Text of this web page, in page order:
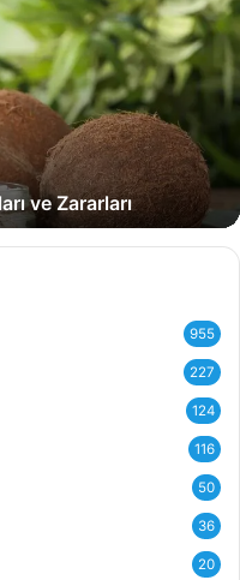
ve Zararları
955
227
124
116
50
36
20